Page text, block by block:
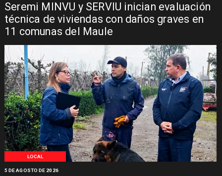
Seremi MINVU y SERVIU inician evaluación
técnica de viviendas con daños graves en
11 comunas del Maule
LOCAL
5 DE AGOSTO DE 2026